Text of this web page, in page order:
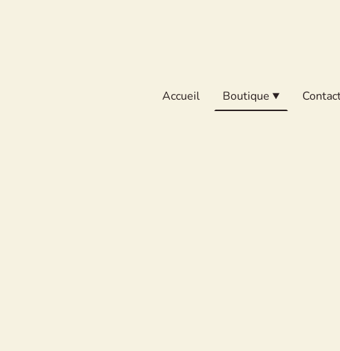
Accueil Boutique